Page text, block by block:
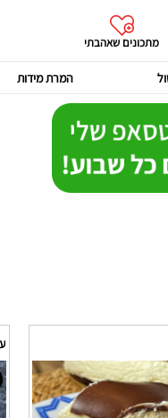
מתכונים שאהבתי
המרת מידות